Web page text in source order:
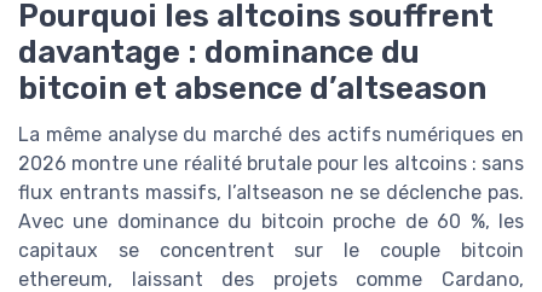
Pourquoi les altcoins souffrent
davantage : dominance du
bitcoin et absence d’altseason
La même analyse du marché des actifs numériques en
2026 montre une réalité brutale pour les altcoins : sans
flux entrants massifs, l’altseason ne se déclenche pas.
Avec une dominance du bitcoin proche de 60 %, les
capitaux se concentrent sur le couple bitcoin
ethereum, laissant des projets comme Cardano,